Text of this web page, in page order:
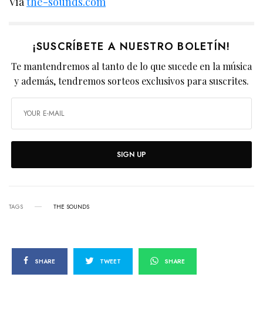
¡SUSCRÍBETE A NUESTRO BOLETÍN!
Te mantendremos al tanto de lo que sucede en la música
y además, tendremos sorteos exclusivos para suscrites.
SIGN UP
TAGS THE SOUNDS
SHARE TWEET SHARE